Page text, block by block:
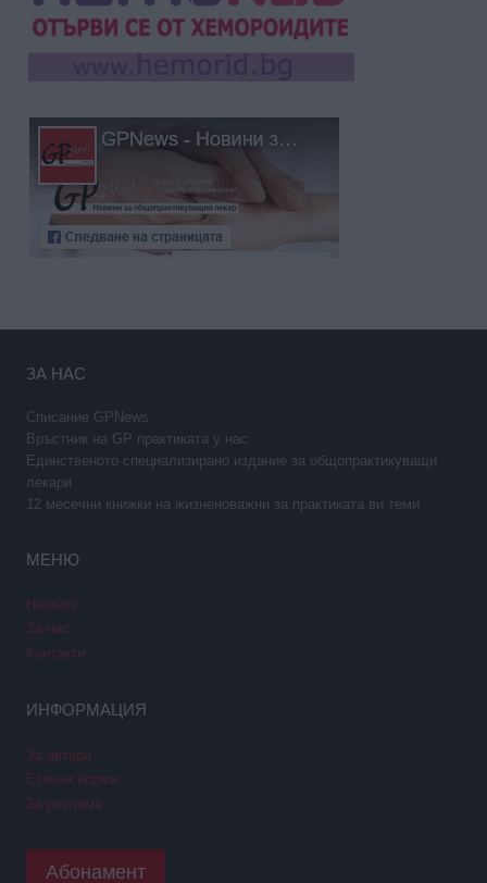
ЗА НАС
Списание GPNews
Връстник на GP практиката у нас
Единственото специализирано издание за общопрактикуващи
лекари
12 месечни книжки на жизненоважни за практиката ви теми
МЕНЮ
Начало
За нас
Контакти
ИНФОРМАЦИЯ
За автори
Етични норми
За реклама
Абонамент